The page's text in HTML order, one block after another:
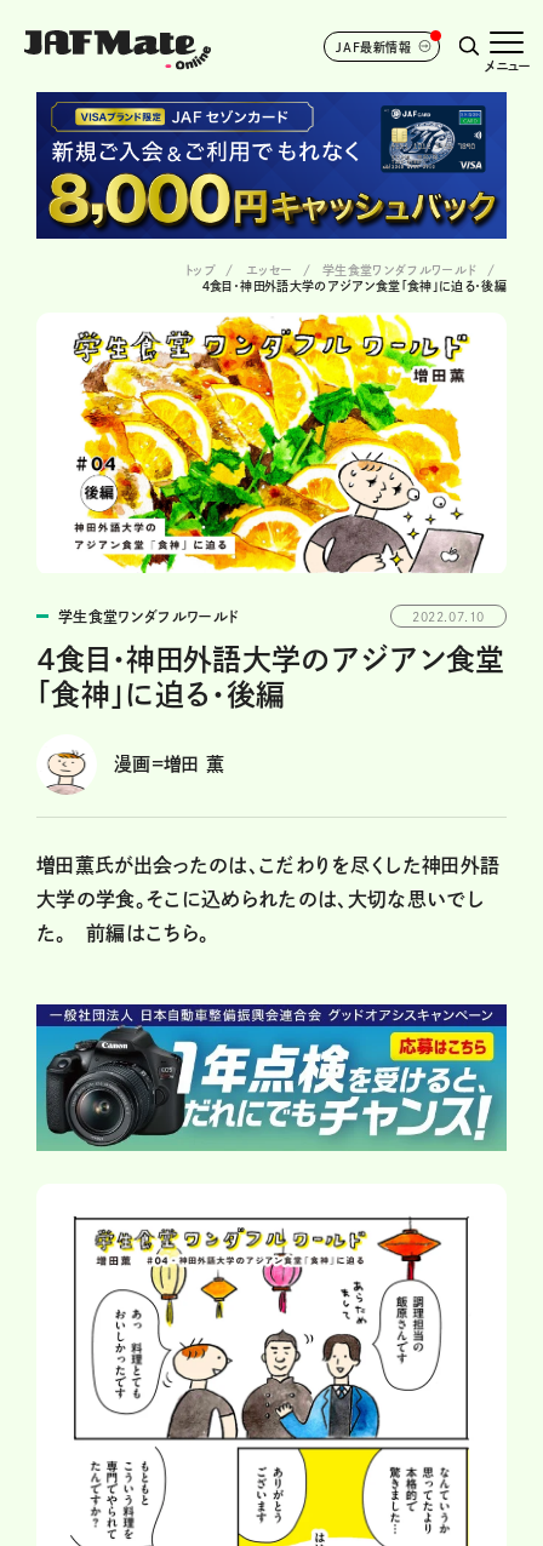
JAF最新情報
メニュー
トップ エッセー
学生食堂ワンダフルワールド
４食目・神田外語大学のアジアン食堂「食神」に迫る・後編
学生食堂ワンダフルワールド 2022.07.10
４食目・神田外語大学のアジアン食堂
「食神」に迫る・後編
漫画=増田 薫
増田薫氏が出会ったのは、こだわりを尽くした神田外語
大学の学食。そこに込められたのは、大切な思いでし
た。前編はこちら。